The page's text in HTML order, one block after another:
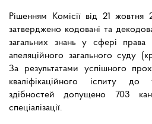
Рішенням Комісії від 21
затверджено кодовані та
загальних знань у сфері права
апеляційного загального суду
За результатами успішного
кваліфікаційного іспиту до
здібностей допущено 703
спеціалізації.